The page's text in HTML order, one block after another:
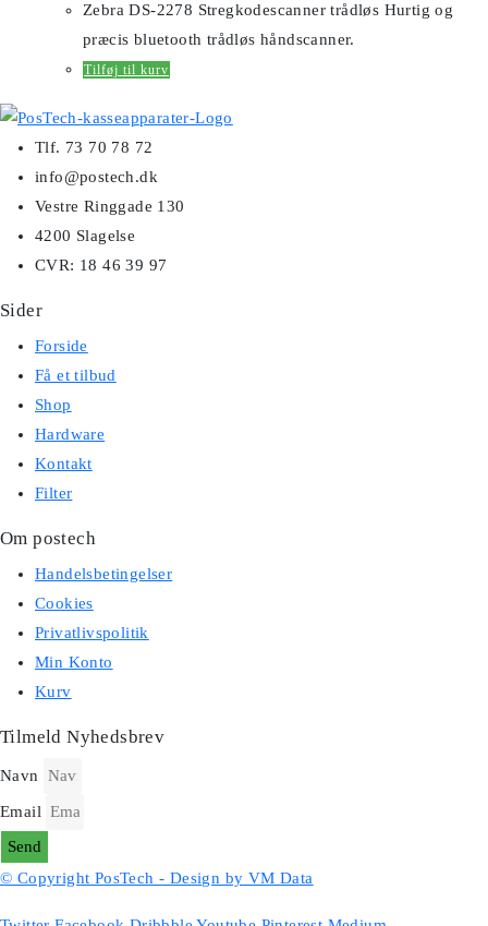
Zebra DS-2278 Stregkodescanner trådløs Hurtig og
præcis bluetooth trådløs håndscanner.
Tilføj til kurv
Tlf. 73 70 78 72
info@postech.dk
Vestre Ringgade 130
4200 Slagelse
CVR: 18 46 39 97
Sider
Forside
Få et tilbud
Shop
Hardware
Kontakt
Filter
Om postech
Handelsbetingelser
Cookies
Privatlivspolitik
Min Konto
Kurv
Tilmeld Nyhedsbrev
Navn
Email
Send
© Copyright PosTech - Design by VM Data